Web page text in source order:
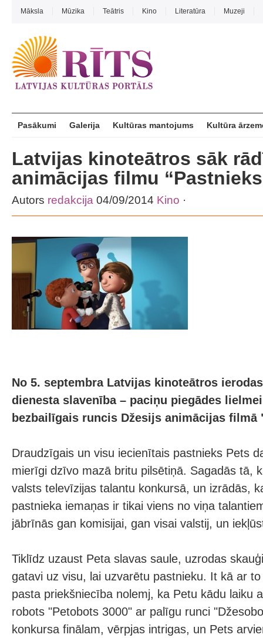
Māksla Mūzika Teātris Kino Literatūra Muzeji
Pasākumi Galerija Kultūras mantojums Kultūra
Latvijas kinoteātros sāk
animācijas filmu
Autors redakcija 04/09/2014 Kino ·
No 5. septembra Latvijas kinoteātros
dienesta slavenība – paciņu piegādes
bezbailīgais runcis Džesijs animācijas filmā
Draudzīgais un visu iecienītais pastnieks Pets
mierīgi dzīvo mazā britu pilsētiņā. Sagadās tā,
valsts televīzijas talantu konkursā, un izrādās,
pastnieka iemaņas ir tikai viens no viņa
jābrīnās gan komisijai, gan visai valstij, un
Tiklīdz uzaust Peta slavas saule, uzrodas
gatavi uz visu, lai uzvarētu pastnieku. It kā ar
pasta priekšniecība nolemj, ka Petu kādu laiku
robots "Petobots 3000" ar palīgu runci
konkursa finālam, vērpjas intrigas, un Pets